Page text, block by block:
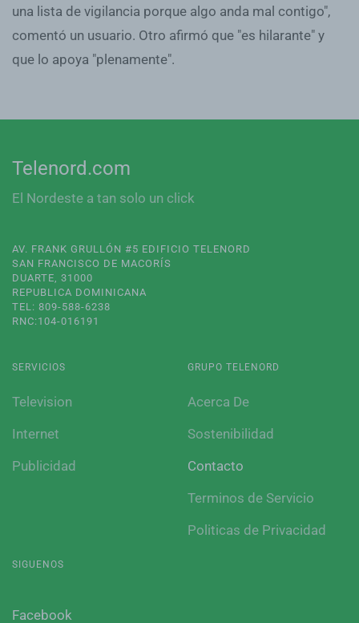
una lista de vigilancia porque algo anda mal contigo",
comentó un usuario. Otro afirmó que "es hilarante" y
que lo apoya "plenamente".
Telenord.com
El Nordeste a tan solo un click
AV. FRANK GRULLÓN #5 EDIFICIO TELENORD
SAN FRANCISCO DE MACORÍS
DUARTE, 31000
REPUBLICA DOMINICANA
TEL: 809-588-6238
RNC:104-016191
SERVICIOS
Television
Internet
Publicidad
GRUPO TELENORD
Acerca De
Sostenibilidad
Contacto
Terminos de Servicio
Politicas de Privacidad
SIGUENOS
Facebook